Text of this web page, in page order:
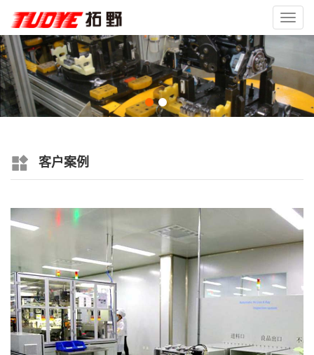
客户案例